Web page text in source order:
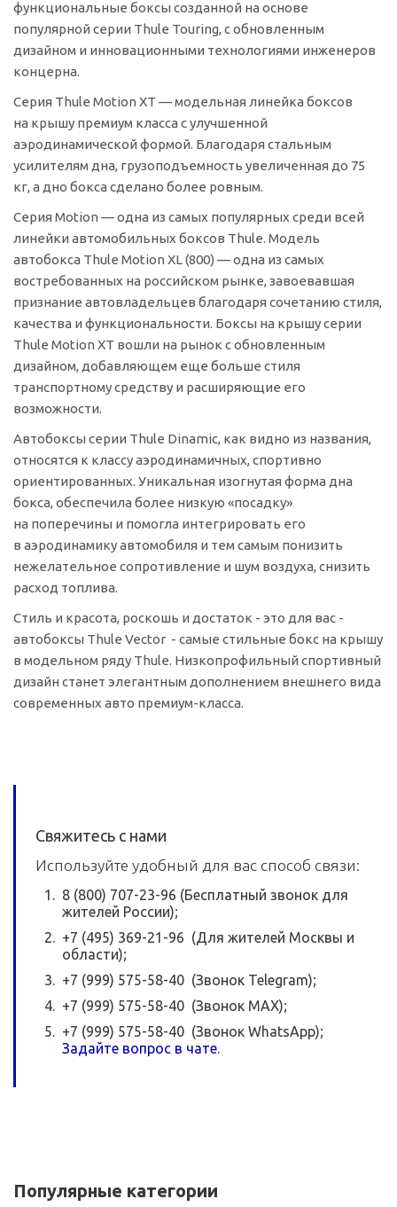
функциональные боксы созданной на основе
популярной серии Thule Touring, с обновленным
дизайном и инновационными технологиями инженеров
концерна.
Серия Thule Motion XT — модельная линейка боксов
на крышу премиум класса с улучшенной
аэродинамической формой. Благодаря стальным
усилителям дна, грузоподъемность увеличенная до 75
кг, а дно бокса сделано более ровным.
Серия Motion — одна из самых популярных среди всей
линейки автомобильных боксов Thule. Модель
автобокса Thule Motion XL (800) — одна из самых
востребованных на российском рынке, завоевавшая
признание автовладельцев благодаря сочетанию стиля,
качества и функциональности. Боксы на крышу серии
Thule Motion XT вошли на рынок с обновленным
дизайном, добавляющем еще больше стиля
транспортному средству и расширяющие его
возможности.
Автобоксы серии Thule Dinamic, как видно из названия,
относятся к классу аэродинамичных, спортивно
ориентированных. Уникальная изогнутая форма дна
бокса, обеспечила более низкую «посадку»
на поперечины и помогла интегрировать его
в аэродинамику автомобиля и тем самым понизить
нежелательное сопротивление и шум воздуха, снизить
расход топлива.
Стиль и красота, роскошь и достаток - это для вас -
автобоксы Thule Vector - самые стильные бокс на крышу
в модельном ряду Thule. Низкопрофильный спортивный
дизайн станет элегантным дополнением внешнего вида
современных авто премиум-класса.
Свяжитесь с нами
Используйте удобный для вас способ связи:
8 (800) 707-23-96 (Бесплатный звонок для
жителей России);
+7 (495) 369-21-96 (Для жителей Москвы и
области);
+7 (999) 575-58-40 (Звонок Telegram);
+7 (999) 575-58-40 (Звонок MAX);
+7 (999) 575-58-40 (Звонок WhatsApp);
Задайте вопрос в чате.
Популярные категории